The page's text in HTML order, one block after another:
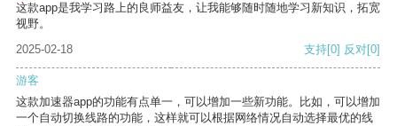
这款app是我学习路上的良师益友，让我能够随时随地学习新知识，拓宽
视野。
2025-02-18
支持[0] 反对[0]
游客
这款加速器app的功能有点单一，可以增加一些新功能。比如，可以增加
一个自动切换线路的功能，这样就可以根据网络情况自动选择最优的线